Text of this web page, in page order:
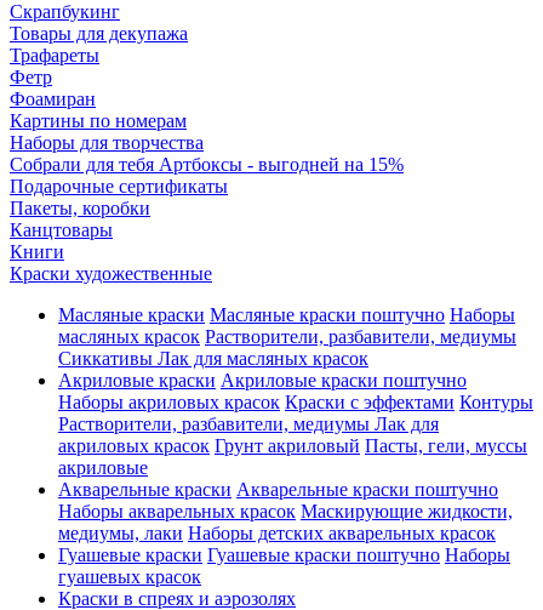
Скрапбукинг
Товары для декупажа
Трафареты
Фетр
Фоамиран
Картины по номерам
Наборы для творчества
Собрали для тебя Артбоксы - выгодней на 15%
Подарочные сертификаты
Пакеты, коробки
Канцтовары
Книги
Краски художественные
Масляные краски Масляные краски поштучно Наборы
масляных красок Растворители, разбавители, медиумы
Сиккативы Лак для масляных красок
Акриловые краски Акриловые краски поштучно
Наборы акриловых красок Краски с эффектами Контуры
Растворители, разбавители, медиумы Лак для
акриловых красок Грунт акриловый Пасты, гели, муссы
акриловые
Акварельные краски Акварельные краски поштучно
Наборы акварельных красок Маскирующие жидкости,
медиумы, лаки Наборы детских акварельных красок
Гуашевые краски Гуашевые краски поштучно Наборы
гуашевых красок
Краски в спреях и аэрозолях